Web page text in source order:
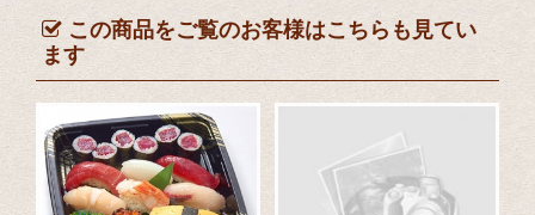
この商品をご覧のお客様はこちらも見てい
ます